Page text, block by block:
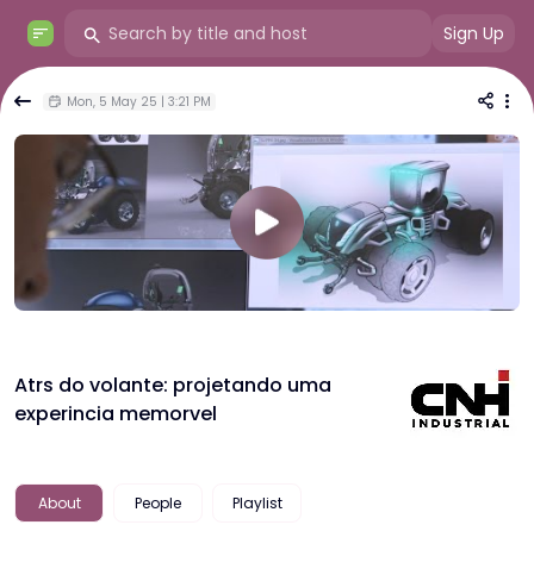
Sign Up
Mon, 5 May 25 | 3:21 PM
Atrs do volante: projetando uma
experincia memorvel
About People Playlist